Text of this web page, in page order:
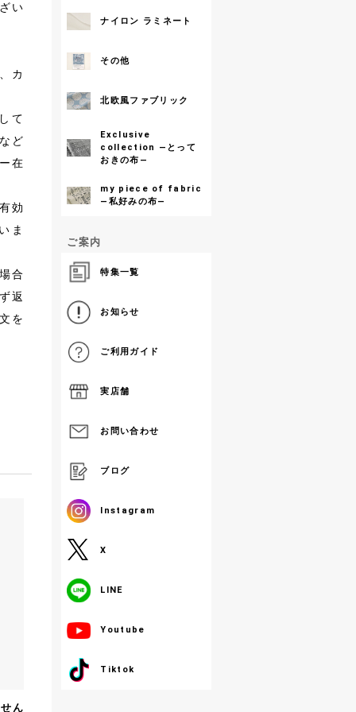
い
カ
て
ど
在
効
ま
合
返
を
ん
ナイロン ラミネート
その他
北欧風ファブリック
Exclusive
collection ―とって
おきの布―
my piece of fabric
―私好みの布―
ご案内
特集一覧
お知らせ
ご利用ガイド
実店舗
お問い合わせ
ブログ
Instagram
X
LINE
Youtube
Tiktok